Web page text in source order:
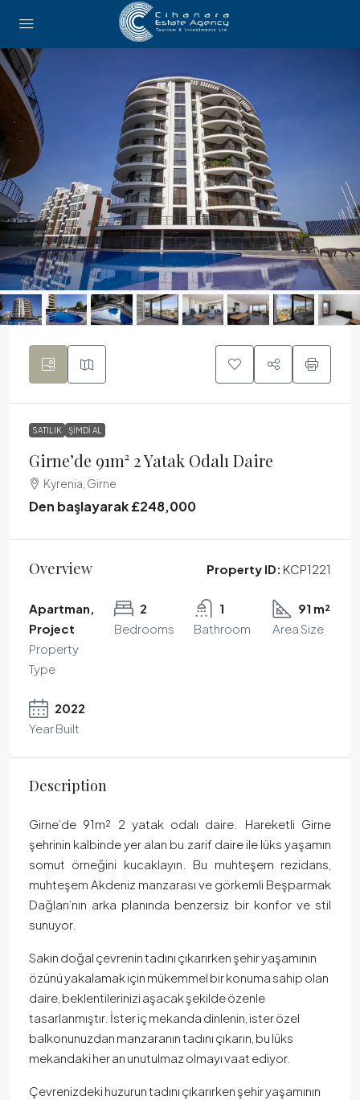
SATILIK ŞIMDI AL
Girne’de 91m² 2 Yatak Odalı Daire
Kyrenia, Girne
Den başlayarak£248,000
Overview Property ID: KCP1221
Apartman,
Project
Property
Type
2
Bedrooms
1
Bathroom
91 m²
Area Size
2022
Year Built
Description
Girne’de 91m² 2 yatak odalı daire. Hareketli Girne
şehrinin kalbinde yer alan bu zarif daire ile lüks yaşamın
somut örneğini kucaklayın. Bu muhteşem rezidans,
muhteşem Akdeniz manzarası ve görkemli Beşparmak
Dağları’nın arka planında benzersiz bir konfor ve stil
sunuyor.
Sakin doğal çevrenin tadını çıkarırken şehir yaşamının
özünü yakalamak için mükemmel bir konuma sahip olan
daire, beklentilerinizi aşacak şekilde özenle
tasarlanmıştır. İster iç mekanda dinlenin, ister özel
balkonunuzdan manzaranın tadını çıkarın, bu lüks
mekandaki her an unutulmaz olmayı vaat ediyor.
Çevrenizdeki huzurun tadını çıkarırken şehir yaşamının